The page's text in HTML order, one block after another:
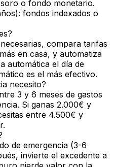
o fondo monetario.
fondos indexados o
compara tarifas
en casa, y automatiza
automática el día de
es el más efectivo.
necesito?
3 y 6 meses de gastos
Si ganas 2.000€ y
entre 4.500€ y
de emergencia (3-6
invierte el excedente a